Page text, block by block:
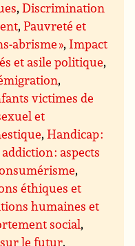
,Discrimination
,Pauvreté et
abrisme », Impact
et asile politique,
,
victimes de
et
,Handicap :
: aspects
,
éthiques et
humaines et
social,
sur le futur,